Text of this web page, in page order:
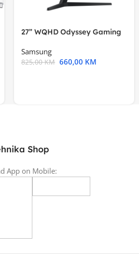
27” WQHD Odyssey Gaming
Samsung
825,00KM 660,00 KM
Shop
App on Mobile: